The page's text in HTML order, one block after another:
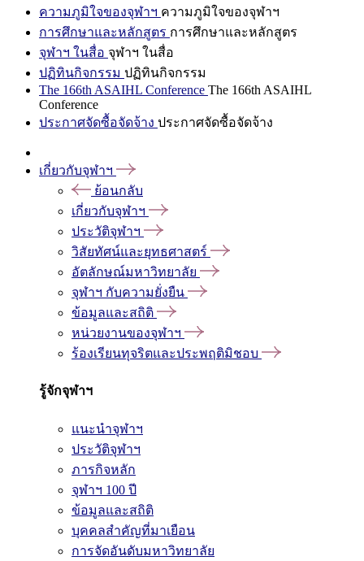
ความภูมิใจของจุฬาฯ ความภูมิใจของจุฬาฯ
การศึกษาและหลักสูตร การศึกษาและหลักสูตร
จุฬาฯ ในสื่อ จุฬาฯ ในสื่อ
ปฏิทินกิจกรรม ปฏิทินกิจกรรม
The 166th ASAIHL Conference The 166th ASAIHL
Conference
ประกาศจัดซื้อจัดจ้าง ประกาศจัดซื้อจัดจ้าง
เกี่ยวกับจุฬาฯ
ย้อนกลับ
เกี่ยวกับจุฬาฯ
ประวัติจุฬาฯ
วิสัยทัศน์และยุทธศาสตร์
อัตลักษณ์มหาวิทยาลัย
จุฬาฯ กับความยั่งยืน
ข้อมูลและสถิติ
หน่วยงานของจุฬาฯ
ร้องเรียนทุจริตและประพฤติมิชอบ
รู้จักจุฬาฯ
แนะนำจุฬาฯ
ประวัติจุฬาฯ
ภารกิจหลัก
จุฬาฯ 100 ปี
ข้อมูลและสถิติ
บุคคลสำคัญที่มาเยือน
การจัดอันดับมหาวิทยาลัย